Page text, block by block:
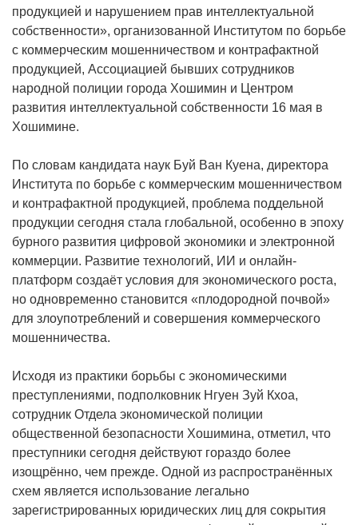
продукцией и нарушением прав интеллектуальной
собственности», организованной Институтом по борьбе
с коммерческим мошенничеством и контрафактной
продукцией, Ассоциацией бывших сотрудников
народной полиции города Хошимин и Центром
развития интеллектуальной собственности 16 мая в
Хошимине.
По словам кандидата наук Буй Ван Куена, директора
Института по борьбе с коммерческим мошенничеством
и контрафактной продукцией, проблема поддельной
продукции сегодня стала глобальной, особенно в эпоху
бурного развития цифровой экономики и электронной
коммерции. Развитие технологий, ИИ и онлайн-
платформ создаёт условия для экономического роста,
но одновременно становится «плодородной почвой»
для злоупотреблений и совершения коммерческого
мошенничества.
Исходя из практики борьбы с экономическими
преступлениями, подполковник Нгуен Зуй Кхоа,
сотрудник Отдела экономической полиции
общественной безопасности Хошимина, отметил, что
преступники сегодня действуют гораздо более
изощрённо, чем прежде. Одной из распространённых
схем является использование легально
зарегистрированных юридических лиц для сокрытия